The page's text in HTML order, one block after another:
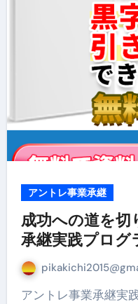
アントレ事業承継
成功への道を切
承継実践プログ
アントレ事業承継